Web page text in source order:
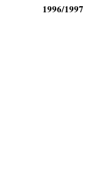
1996/1997